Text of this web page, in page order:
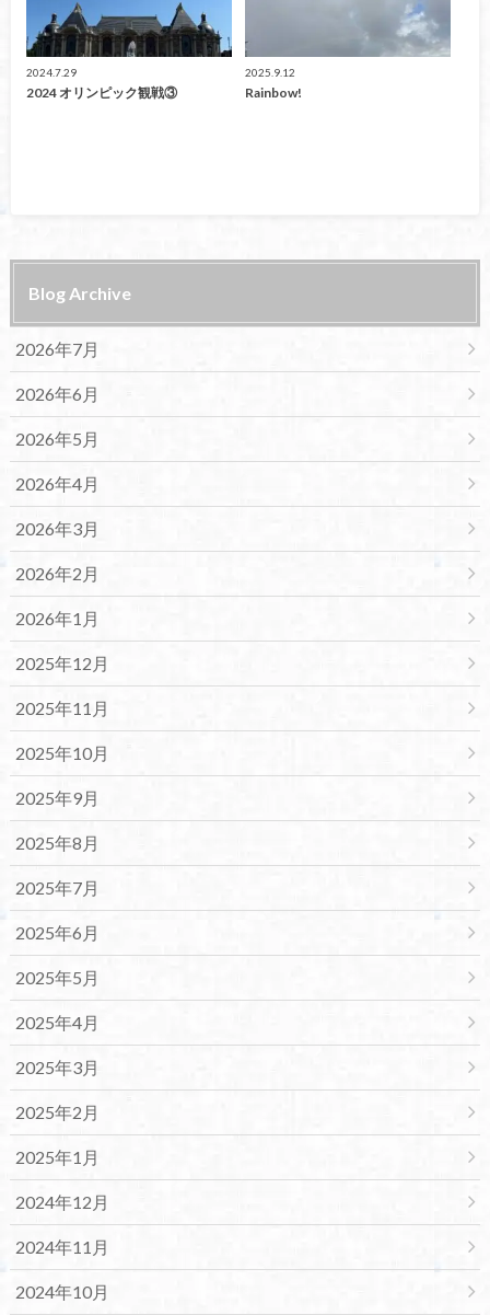
2024.7.29
2024 オリンピック観戦③
2025.9.12
Rainbow!
Blog Archive
2026年7月
2026年6月
2026年5月
2026年4月
2026年3月
2026年2月
2026年1月
2025年12月
2025年11月
2025年10月
2025年9月
2025年8月
2025年7月
2025年6月
2025年5月
2025年4月
2025年3月
2025年2月
2025年1月
2024年12月
2024年11月
2024年10月